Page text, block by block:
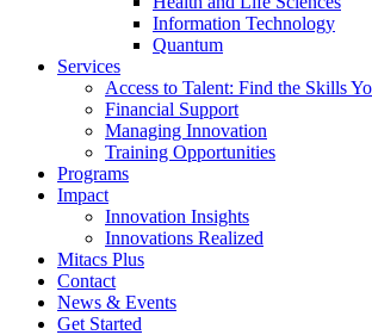
Information Technology
Quantum
Services
Access to Talent: Find the Skills
Financial Support
Managing Innovation
Training Opportunities
Programs
Impact
Innovation Insights
Innovations Realized
Mitacs Plus
Contact
News & Events
Get Started